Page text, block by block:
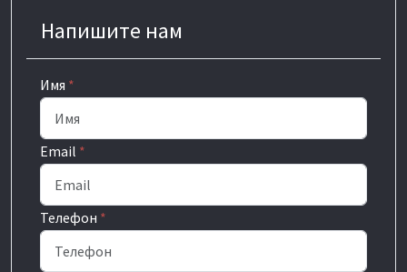
Напишите нам
Имя *
Email *
Телефон *